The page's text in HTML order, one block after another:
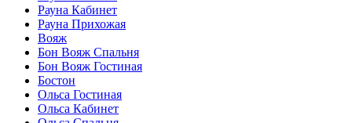
Рауна Кабинет
Рауна Прихожая
Вояж
Бон Вояж Спальня
Бон Вояж Гостиная
Бостон
Ольса Гостиная
Ольса Кабинет